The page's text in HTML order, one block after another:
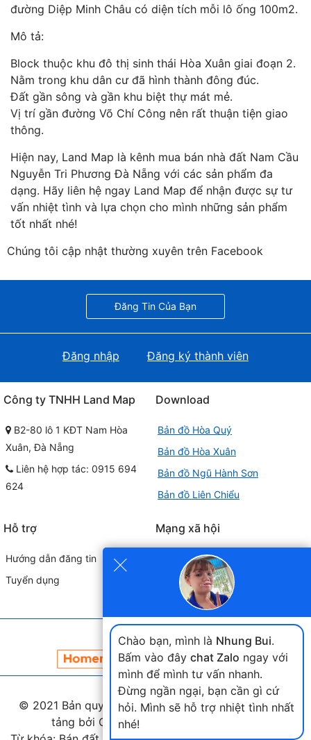
đường Diệp Minh Châu có diện tích mỗi lô ống 100m2.
Mô tả:
Block thuộc khu đô thị sinh thái Hòa Xuân giai đoạn 2.
Nằm trong khu dân cư đã hình thành đông đúc.
Đất gần sông và gần khu biệt thự mát mẻ.
Vị trí gần đường Võ Chí Công nên rất thuận tiện giao
thông.
Hiện nay, Land Map là kênh mua bán nhà đất Nam Cầu
Nguyễn Tri Phương Đà Nẵng với các sản phẩm đa
dạng. Hãy liên hệ ngay Land Map để nhận được sự tư
vấn nhiệt tình và lựa chọn cho mình những sản phẩm
tốt nhất nhé!
Chúng tôi cập nhật thường xuyên trên Facebook
×
Chào bạn, mình là Nhung Bui.
Bấm vào đây chat Zalo ngay với
mình để mình tư vấn nhanh.
Đừng ngần ngại, bạn cần gì cứ
hỏi. Mình sẽ hỗ trợ nhiệt tình nhất
nhé!
Đăng Tin Của Bạn
Đăng nhập Đăng ký thành viên
Công ty TNHH Land Map
B2-80 lô 1 KĐT Nam Hòa
Xuân, Đà Nẵng
Liên hệ hợp tác: 0915 694
624
Download
Bản đồ Hòa Quý
Bản đồ Hòa Xuân
Bản đồ Ngũ Hành Sơn
Bản đồ Liên Chiểu
Hỗ trợ
Hướng dẫn đăng tin
Tuyển dụng
Mạng xã hội
© 2021 Bản quyền thuộclandmap.vn. Phát triển nền
tảng bởi Công ty Home Land Việt Nam.